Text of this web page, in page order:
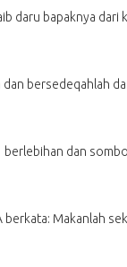
daru bapaknya dari
dan bersedeqahlah
berlebihan dan
berkata: Makanlah